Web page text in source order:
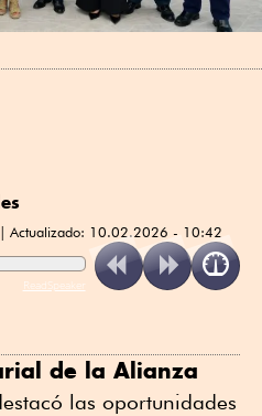
Actualizado: 10.02.2026 - 10:42
ReadSpeaker
de la Alianza
las oportunidades